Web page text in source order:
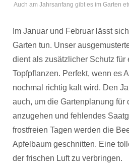
Auch am Jahrsanfang gibt es im Garten
Im Januar und Februar lässt
Garten tun. Unser
dient als zusätzlicher Schutz für
Topfpflanzen. Perfekt, wenn es
nochmal richtig kalt wird. Den
auch, um die Gartenplanung für
anzugehen und fehlendes
frostfreien Tagen werden die
Apfelbaum geschnitten. Eine
der frischen Luft zu verbringen.